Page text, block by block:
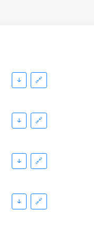
↓ 🔗
↓ 🔗
↓ 🔗
↓ 🔗